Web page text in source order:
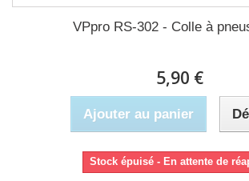
VPpro RS-302 - Colle à
5,90 €
Ajouter au panier
Stock épuisé - En attente de